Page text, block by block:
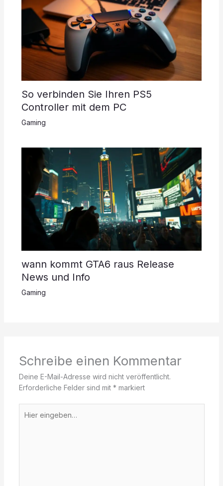
So verbinden Sie Ihren PS5
Controller mit dem PC
Gaming
wann kommt GTA6 raus Release
News und Info
Gaming
Schreibe einen Kommentar
Deine E-Mail-Adresse wird nicht veröffentlicht.
Erforderliche Felder sind mit * markiert
eingeben…